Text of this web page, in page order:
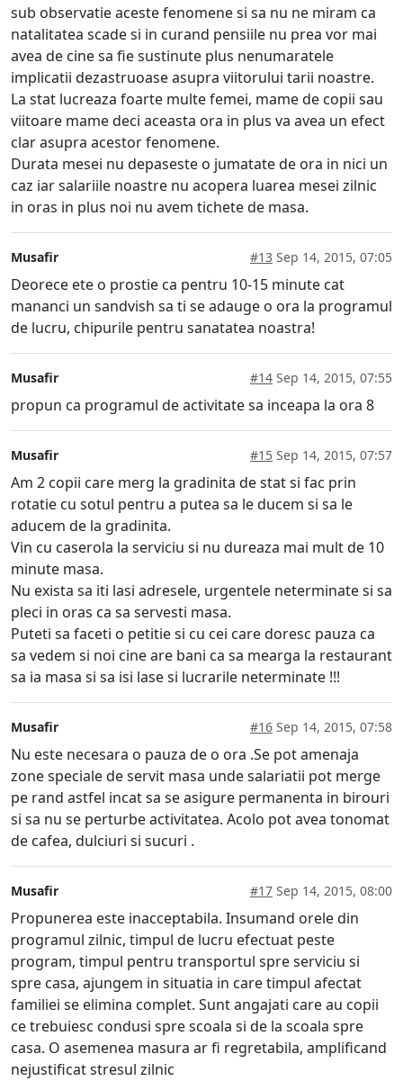
sub observatie aceste fenomene si sa nu ne miram ca
natalitatea scade si in curand pensiile nu prea vor mai
avea de cine sa fie sustinute plus nenumaratele
implicatii dezastruoase asupra viitorului tarii noastre.
La stat lucreaza foarte multe femei, mame de copii sau
viitoare mame deci aceasta ora in plus va avea un efect
clar asupra acestor fenomene.
Durata mesei nu depaseste o jumatate de ora in nici un
caz iar salariile noastre nu acopera luarea mesei zilnic
in oras in plus noi nu avem tichete de masa.
Musafir #13 Sep 14, 2015, 07:05
Deorece ete o prostie ca pentru 10-15 minute cat
mananci un sandvish sa ti se adauge o ora la programul
de lucru, chipurile pentru sanatatea noastra!
Musafir #14 Sep 14, 2015, 07:55
propun ca programul de activitate sa inceapa la ora 8
Musafir #15 Sep 14, 2015, 07:57
Am 2 copii care merg la gradinita de stat si fac prin
rotatie cu sotul pentru a putea sa le ducem si sa le
aducem de la gradinita.
Vin cu caserola la serviciu si nu dureaza mai mult de 10
minute masa.
Nu exista sa iti lasi adresele, urgentele neterminate si sa
pleci in oras ca sa servesti masa.
Puteti sa faceti o petitie si cu cei care doresc pauza ca
sa vedem si noi cine are bani ca sa mearga la restaurant
sa ia masa si sa isi lase si lucrarile neterminate !!!
Musafir #16 Sep 14, 2015, 07:58
Nu este necesara o pauza de o ora .Se pot amenaja
zone speciale de servit masa unde salariatii pot merge
pe rand astfel incat sa se asigure permanenta in birouri
si sa nu se perturbe activitatea. Acolo pot avea tonomat
de cafea, dulciuri si sucuri .
Musafir #17 Sep 14, 2015, 08:00
Propunerea este inacceptabila. Insumand orele din
programul zilnic, timpul de lucru efectuat peste
program, timpul pentru transportul spre serviciu si
spre casa, ajungem in situatia in care timpul afectat
familiei se elimina complet. Sunt angajati care au copii
ce trebuiesc condusi spre scoala si de la scoala spre
casa. O asemenea masura ar fi regretabila, amplificand
nejustificat stresul zilnic